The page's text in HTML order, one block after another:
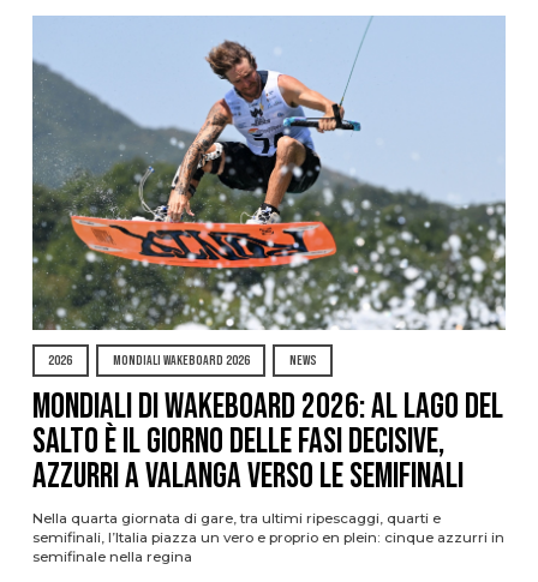
2026 MONDIALI WAKEBOARD 2026 NEWS
Mondiali di Wakeboard 2026: al Lago del
Salto è il giorno delle fasi decisive,
azzurri a valanga verso le semifinali
Nella quarta giornata di gare, tra ultimi ripescaggi, quarti e
semifinali, l’Italia piazza un vero e proprio en plein: cinque azzurri in
semifinale nella regina